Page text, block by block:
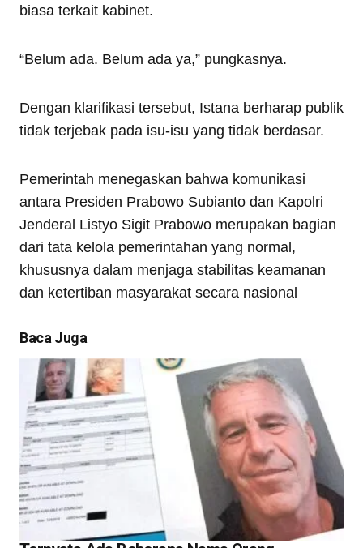
biasa terkait kabinet.
“Belum ada. Belum ada ya,” pungkasnya.
Dengan klarifikasi tersebut, Istana berharap publik
tidak terjebak pada isu-isu yang tidak berdasar.
Pemerintah menegaskan bahwa komunikasi
antara Presiden Prabowo Subianto dan Kapolri
Jenderal Listyo Sigit Prabowo merupakan bagian
dari tata kelola pemerintahan yang normal,
khususnya dalam menjaga stabilitas keamanan
dan ketertiban masyarakat secara nasional
Baca Juga